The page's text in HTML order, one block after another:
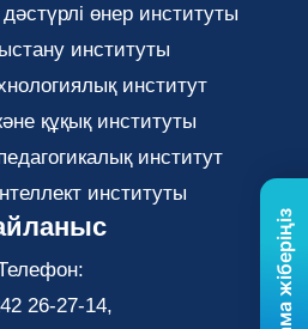
өнер институты
институты
институт
құқық институты
институт
институты
26-27-14,